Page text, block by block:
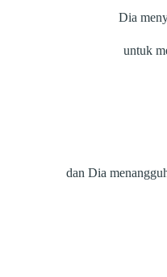
Dia
untuk
dan Dia